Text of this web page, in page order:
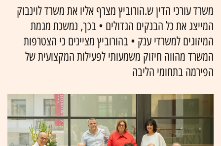
משרד עורכי הדין ש.הורוביץ מצרף אליו את משרד לוינבוק
המייצג את כל הבנקים הגדולים • בכך, נמשכת מגמת
המיזוגים למשרדי ענק • בהורוביץ מציינים כי הצטרפות
המשרד מהווה חיזוק משמעותי לפעילות המקצועית של
הפירמה בתחומי הליבה